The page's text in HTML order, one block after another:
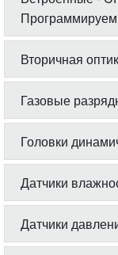
Вторичная
Газовые
Головки
Датчики
Датчики